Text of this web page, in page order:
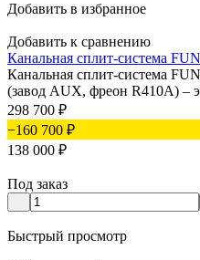
Добавить в избранное
Добавить к сравнению
Канальная сплит-система
Канальная сплит-система
(завод AUX, фреон R410А) –
298 700 ₽
−160 700 ₽
138 000 ₽
Под заказ
Быстрый просмотр